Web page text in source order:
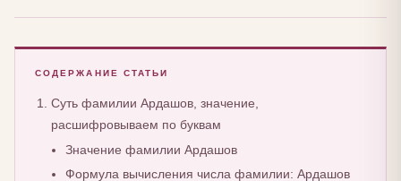
СОДЕРЖАНИЕ СТАТЬИ
Суть фамилии Ардашов, значение,
расшифровываем по буквам
Значение фамилии Ардашов
Формула вычисления числа фамилии: Ардашов